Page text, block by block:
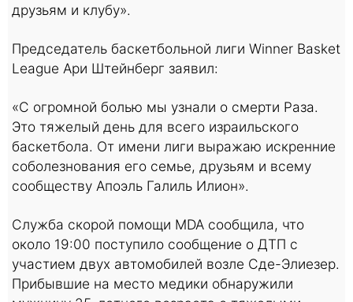
друзьям и клубу».
Председатель баскетбольной лиги Winner Basket
League Ари Штейнберг заявил:
«С огромной болью мы узнали о смерти Раза.
Это тяжелый день для всего израильского
баскетбола. От имени лиги выражаю искренние
соболезнования его семье, друзьям и всему
сообществу Апоэль Галиль Илион».
Служба скорой помощи MDA сообщила, что
около 19:00 поступило сообщение о ДТП с
участием двух автомобилей возле Сде-Элиезер.
Прибывшие на место медики обнаружили